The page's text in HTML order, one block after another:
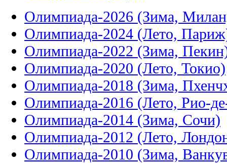
Олимпиада-2026 (Зима,
Олимпиада-2024 (Лето,
Олимпиада-2022 (Зима,
Олимпиада-2020 (Лето, Токио)
Олимпиада-2018 (Зима,
Олимпиада-2016 (Лето, Рио-
Олимпиада-2014 (Зима, Сочи)
Олимпиада-2012 (Лето,
Олимпиада-2010 (Зима,